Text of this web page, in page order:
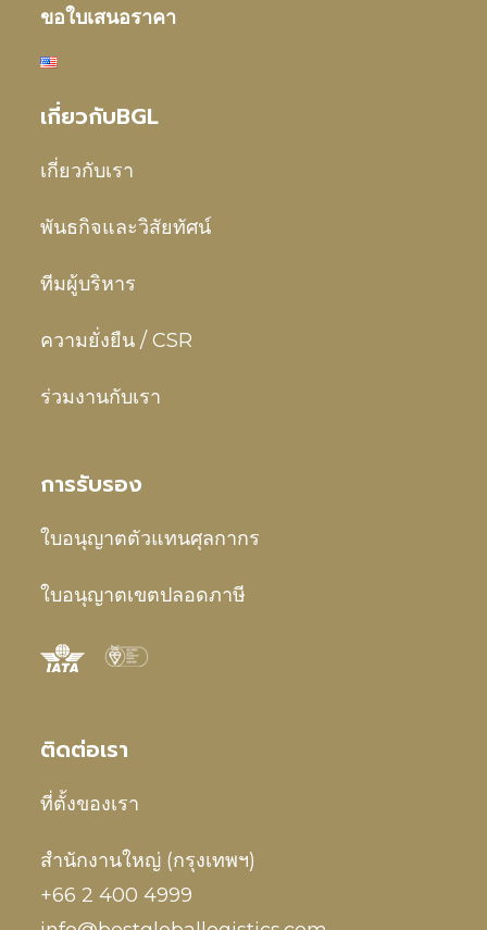
ขอใบเสนอราคา
เกี่ยวกับBGL
เกี่ยวกับเรา
พันธกิจและวิสัยทัศน์
ทีมผู้บริหาร
ความยั่งยืน / CSR
ร่วมงานกับเรา
การรับรอง
ใบอนุญาตตัวแทนศุลกากร
ใบอนุญาตเขตปลอดภาษี
ติดต่อเรา
ที่ตั้งของเรา
สำนักงานใหญ่ (กรุงเทพฯ)
+66 2 400 4999